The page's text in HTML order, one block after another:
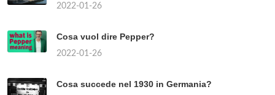
2022-01-26
Cosa vuol dire Pepper?
2022-01-26
Cosa succede nel 1930 in Germania?